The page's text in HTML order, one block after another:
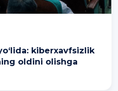
kiberxavfsizlik
oldini olishga